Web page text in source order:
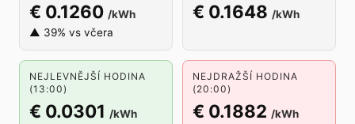
€ 0.1260 /kWh
▲ 39% vs včera
€ 0.1648 /kWh
NEJLEVNĚJŠÍ HODINA
(13:00)
€ 0.0301 /kWh
NEJDRAŽŠÍ HODINA
(20:00)
€ 0.1882 /kWh